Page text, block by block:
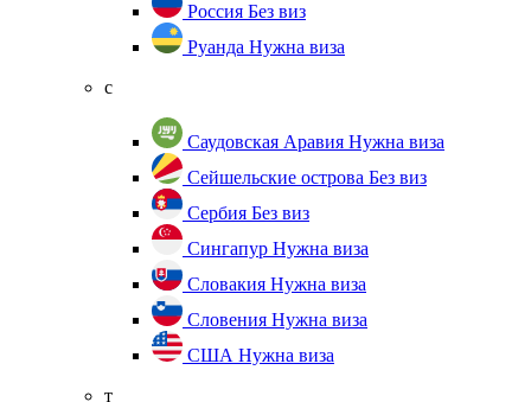
Россия Без виз
Руанда Нужна виза
с
Саудовская Аравия Нужна виза
Сейшельские острова Без виз
Сербия Без виз
Сингапур Нужна виза
Словакия Нужна виза
Словения Нужна виза
США Нужна виза
т